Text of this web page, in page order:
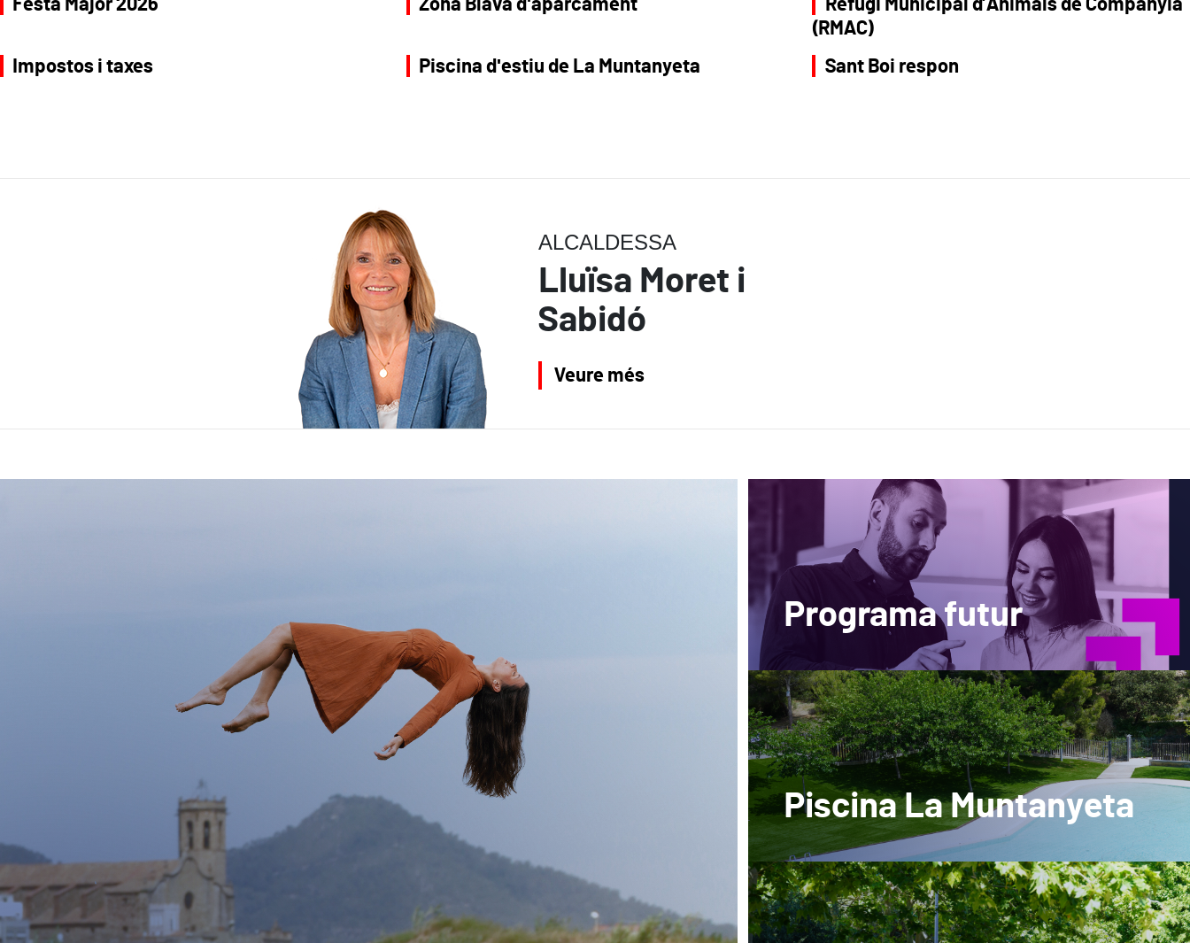
Festa Major 2026
Zona Blava d'aparcament
Refugi Municipal d’Animals de Companyia
(RMAC)
Impostos i taxes
Piscina d'estiu de La Muntanyeta Sant Boi respon
ALCALDESSA
Lluïsa Moret i
Sabidó
Veure més
Programa futur
Piscina La Muntanyeta